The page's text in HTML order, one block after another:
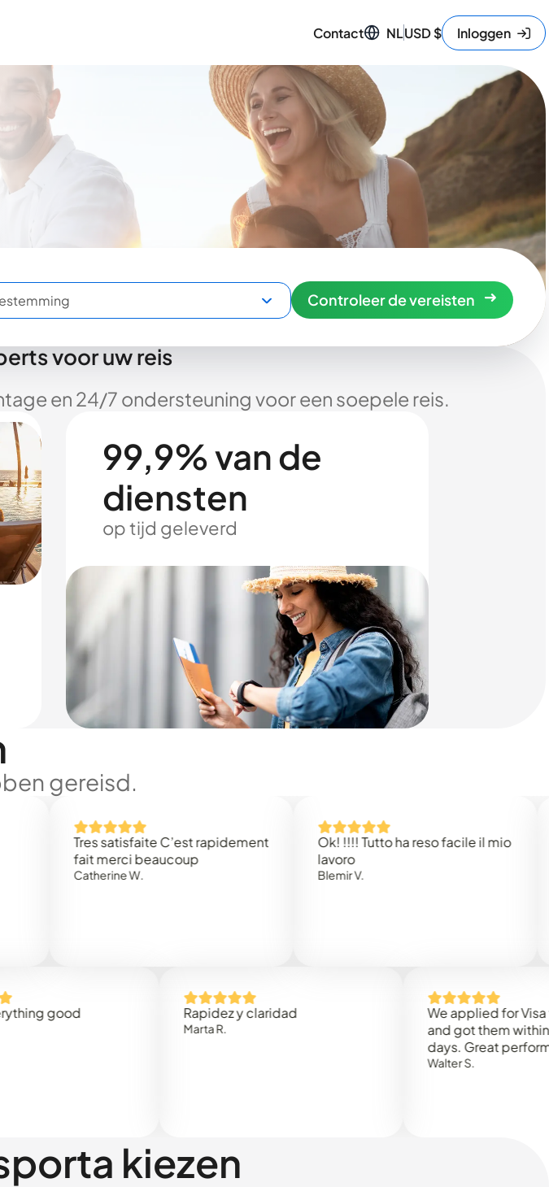
Contact NLUSD$ Inloggen
Controleer de vereisten
voor uw reis
en 24/7 ondersteuning voor een soepele reis.
99,9% van de
diensten
op tijd geleverd
gereisd.
Tres satisfaite C’est rapidement
fait merci beaucoup
Catherine W.
Ok! !!!! Tutto ha reso facile il mio
Blemir V.
good Rapidez y claridad
Marta R.
We applied for Visa to
and got them within 3
days. Great performance!
Walter S.
kiezen